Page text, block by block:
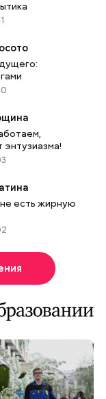
энтузиазма!
есть жирную